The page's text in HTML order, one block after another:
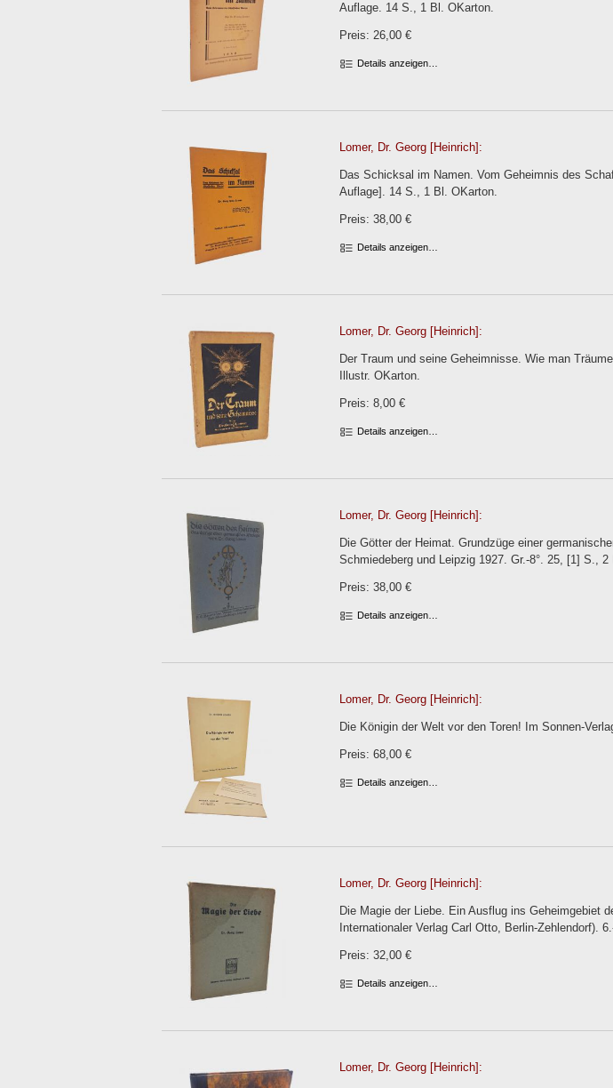
Auflage. 14 S., 1 Bl. OKarton.
Preis: 26,00 €
Details anzeigen…
Lomer, Dr. Georg [Heinrich]:
Das Schicksal im Namen. Vom Geheimnis des
Auflage]. 14 S., 1 Bl. OKarton.
Preis: 38,00 €
Details anzeigen…
Lomer, Dr. Georg [Heinrich]:
Der Traum und seine Geheimnisse. Wie man
Illustr. OKarton.
Preis: 8,00 €
Details anzeigen…
Lomer, Dr. Georg [Heinrich]:
Die Götter der Heimat. Grundzüge einer
Schmiedeberg und Leipzig 1927. Gr.-8°. 25, [1] S.,
Preis: 38,00 €
Details anzeigen…
Lomer, Dr. Georg [Heinrich]:
Die Königin der Welt vor den Toren! Im Sonnen-
Preis: 68,00 €
Details anzeigen…
Lomer, Dr. Georg [Heinrich]:
Die Magie der Liebe. Ein Ausflug ins Geheimgebiet
Internationaler Verlag Carl Otto, Berlin-Zehlendorf).
Preis: 32,00 €
Details anzeigen…
Lomer, Dr. Georg [Heinrich]: